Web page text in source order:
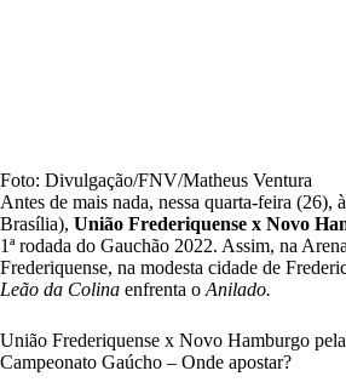
Foto: Divulgação/FNV/Matheus Ventura
Antes de mais nada, nessa quarta-feira (26),
Brasília), União Frederiquense x Novo
1ª rodada do Gauchão 2022. Assim, na
Frederiquense, na modesta cidade de
Leão da Colina enfrenta o Anilado.
União Frederiquense x Novo Hamburgo
Campeonato Gaúcho – Onde apostar?